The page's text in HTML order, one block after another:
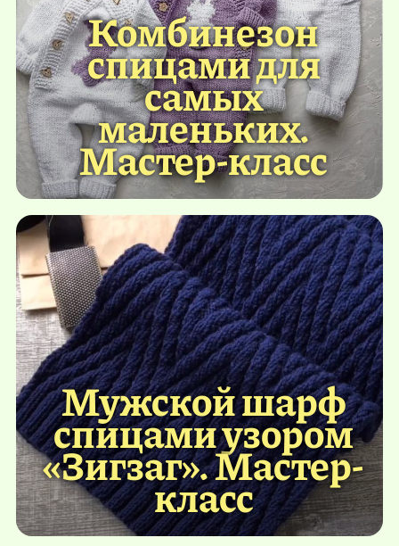
Комбинезон
спицами для
самых
маленьких.
Мастер-класс
Мужской шарф
спицами узором
«Зигзаг». Мастер-
класс